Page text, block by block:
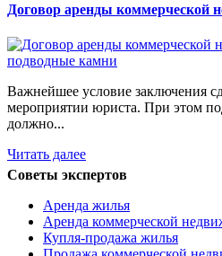
Договор аренды коммерческой
Важнейшее условие заключения
мероприятии юриста. При этом
должно...
Читать далее
Советы экспертов
Аренда жилья
Аренда коммерческой
Купля-продажа жилья